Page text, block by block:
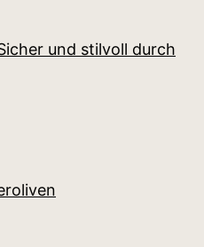
und stilvoll durch